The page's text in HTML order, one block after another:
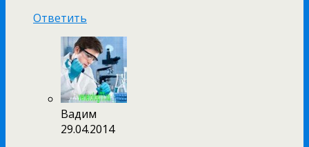
Ответить
Вадим
29.04.2014